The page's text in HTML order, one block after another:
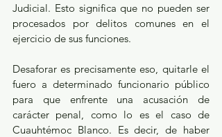
Judicial. Esto significa que no pueden ser
procesados por delitos comunes en el
ejercicio de sus funciones.
Desaforar es precisamente eso, quitarle el
fuero a determinado funcionario público
para que enfrente una acusación de
carácter penal, como lo es el caso de
Cuauhtémoc Blanco. Es decir, de haber